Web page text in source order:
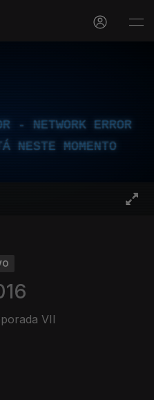
- NETWORK ERROR
NESTE MOMENTO
VII